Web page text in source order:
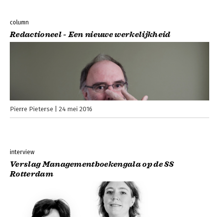
column
Redactioneel - Een nieuwe werkelijkheid
Pierre Pieterse 24 mei 2016
interview
Verslag Managementboekengala op de SS
Rotterdam